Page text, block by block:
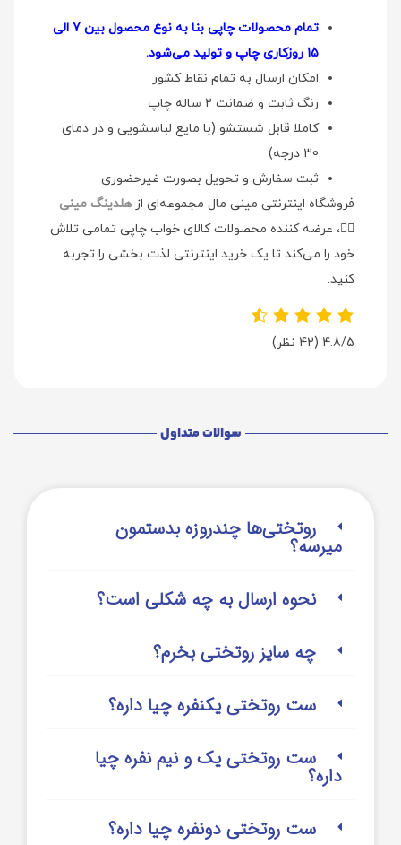
تمام محصولات چاپی بنا به نوع محصول بین 7 الی
15 روزکاری چاپ و تولید می‌شود.
امکان ارسال به تمام نقاط کشور
رنگ ثابت و ضمانت 2 ساله چاپ
کاملا قابل شستشو (با مایع لباسشویی و در دمای
30 درجه)
ثبت سفارش و تحویل بصورت غیرحضوری
فروشگاه اینترنتی مینی مال مجموعه‌ای ازهلدینگ مینی
👉🏻، عرضه کننده محصولات کالای خواب چاپی تمامی تلاش
خود را می‌کند تا یک خرید اینترنتی لذت بخشی را تجربه
کنید.
4.8/5 (42 نظر)
سوالات متداول
روتختی‌‌ها چندروزه بدستمون
میرسه؟
نحوه ارسال به چه شکلی است؟
چه سایز روتختی بخرم؟
ست روتختی یکنفره چیا داره؟
ست روتختی یک و نیم نفره چیا
داره؟
ست روتختی دونفره چیا داره؟